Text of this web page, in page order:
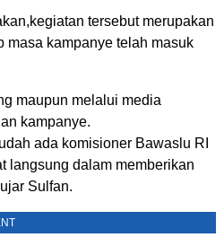
tersebut merupakan
masa kampanye telah masuk
maupun melalui media
kampanye.
ada komisioner Bawaslu RI
langsung dalam memberikan
Sulfan.